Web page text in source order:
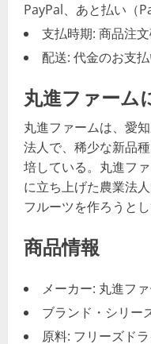
PayPal、あと払い（
支払時期: 商品注
配送: 代金のお支
丸進ファーム
丸進ファームは、愛
法人で、稀少な新品
培している。丸進フ
に立ち上げた農業法
フルーツを作ろうとし
商品情報
メーカー: 丸進フ
ブランド・シリー
原料: フリーズド